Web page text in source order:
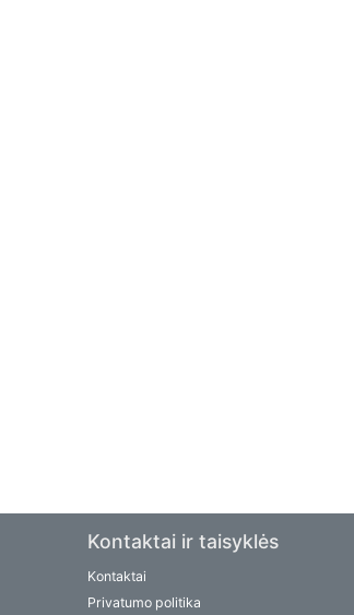
Kontaktai ir taisyklės
Kontaktai
Privatumo politika